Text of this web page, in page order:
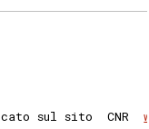
sul sito  CNR